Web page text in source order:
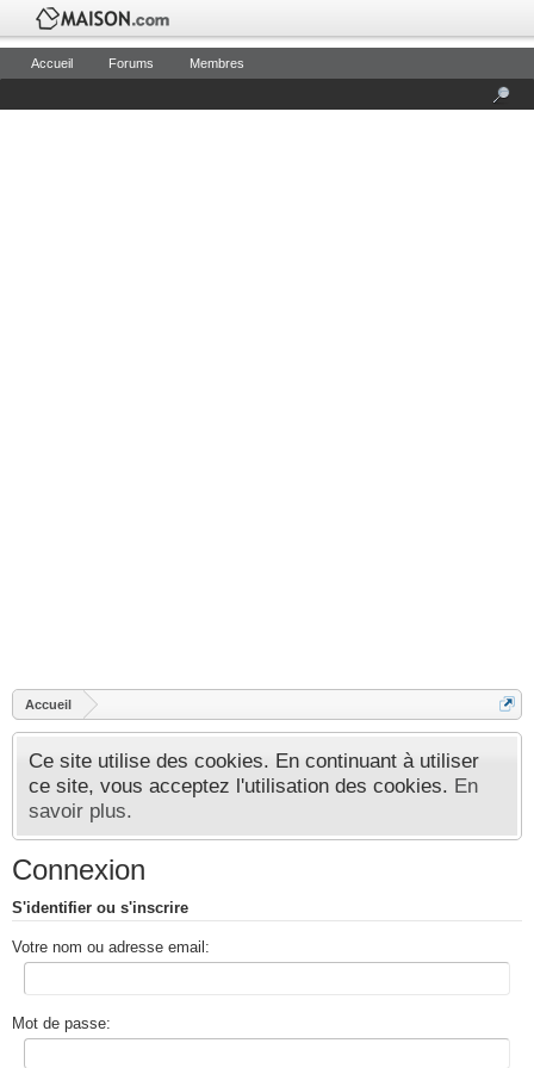
Accueil
Ce site utilise des cookies. En continuant à utiliser
ce site, vous acceptez l'utilisation des cookies. En
savoir plus.
Connexion
S'identifier ou s'inscrire
Votre nom ou adresse email:
Mot de passe:
Accueil Forums Membres